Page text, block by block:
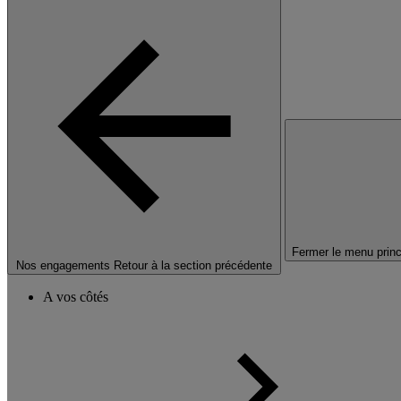
Nos engagements Retour à la section précédente
Fermer le menu
A vos côtés